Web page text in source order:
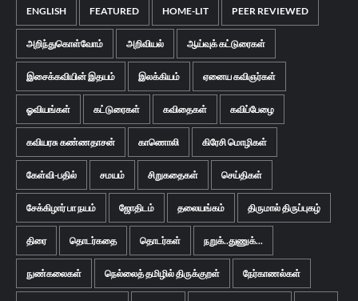
ENGLISH FEATURED HOME-LIT PEER REVIEWED
அறிந்துகொள்வோம் அறிவியல் ஆய்வுக் கட்டுரைகள்
இசைக்கவியின் இதயம் இலக்கியம் ஏனைய கவிஞர்கள்
ஓவியங்கள் கட்டுரைகள் கவிதைகள் கவிப்பேழை
கவியரசு கண்ணதாசன் காணொலி கிரேசி மொழிகள்
கேள்வி-பதில் சமயம் சிறுகதைகள் செய்திகள்
சேக்கிழார் பா நயம் ஜோதிடம் தலையங்கம் திருமால் திருப்புகழ்
திரை தொடர்கதை தொடர்கள் நறுக்..துணுக்...
நுண்கலைகள் நெல்லைத் தமிழில் திருக்குறள் நேர்காணல்கள்